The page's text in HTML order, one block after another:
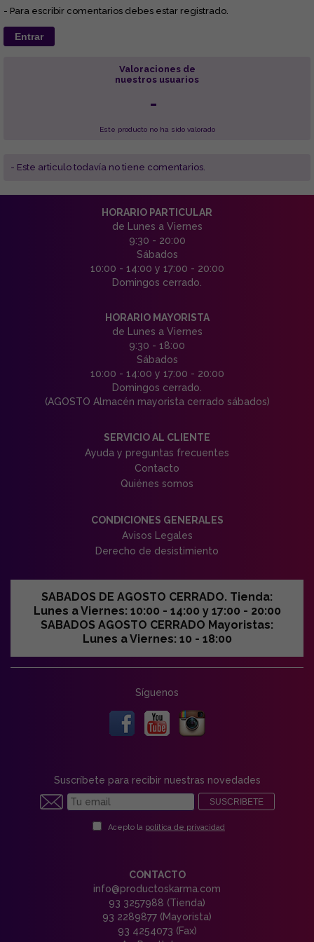
- Para escribir comentarios debes estar registrado.
Entrar
Valoraciones de
nuestros usuarios
-
Este producto no ha sido valorado
- Este articulo todavía no tiene comentarios.
HORARIO PARTICULAR
de Lunes a Viernes
9:30 - 20:00
Sábados
10:00 - 14:00 y 17:00 - 20:00
Domingos cerrado.
HORARIO MAYORISTA
de Lunes a Viernes
9:30 - 18:00
Sábados
10:00 - 14:00 y 17:00 - 20:00
Domingos cerrado.
(AGOSTO Almacén mayorista cerrado sábados)
SERVICIO AL CLIENTE
Ayuda y preguntas frecuentes
Contacto
Quiénes somos
CONDICIONES GENERALES
Avisos Legales
Derecho de desistimiento
SABADOS DE AGOSTO CERRADO. Tienda:
Lunes a Viernes: 10:00 - 14:00 y 17:00 - 20:00
SABADOS AGOSTO CERRADO Mayoristas:
Lunes a Viernes: 10 - 18:00
Síguenos
Suscríbete para recibir nuestras novedades
SUSCRIBETE
Acepto la política de privacidad
CONTACTO
info@productoskarma.com
93 3257988 (Tienda)
93 2289877 (Mayorista)
93 4254073 (Fax)